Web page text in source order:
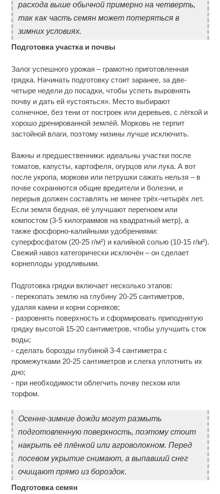
расхода выше обычной примерно на четверть,
так как часть семян может потеряться в
зимних условиях.
Подготовка участка и почвы
Залог успешного урожая – грамотно приготовленная
грядка. Начинать подготовку стоит заранее, за две-
четыре недели до посадки, чтобы успеть выровнять
почву и дать ей «устояться». Место выбирают
солнечное, без тени от построек или деревьев, с лёгкой и
хорошо дренированной землёй. Морковь не терпит
застойной влаги, поэтому низины лучше исключить.
Важны и предшественники: идеальны участки после
томатов, капусты, картофеля, огурцов или лука. А вот
после укропа, моркови или петрушки сажать нельзя – в
почве сохраняются общие вредители и болезни, и
перерыв должен составлять не менее трёх-четырёх лет.
Если земля бедная, её улучшают перегноем или
компостом (3-5 килограммов на квадратный метр), а
также фосфорно-калийными удобрениями:
суперфосфатом (20-25 г/м²) и калийной солью (10-15 г/м²).
Свежий навоз категорически исключён – он сделает
корнеплоды уродливыми.
Подготовка грядки включает несколько этапов:
- перекопать землю на глубину 20-25 сантиметров,
удаляя камни и корни сорняков;
- разровнять поверхность и сформировать приподнятую
грядку высотой 15-20 сантиметров, чтобы улучшить сток
воды;
- сделать борозды глубиной 3-4 сантиметра с
промежутками 20-25 сантиметров и слегка уплотнить их
дно;
- при необходимости облегчить почву песком или
торфом.
Осенне-зимние дожди могут размыть
подготовленную поверхность, поэтому стоит
накрыть её плёнкой или агроволокном. Перед
посевом укрытие снимают, а выпавший снег
очищают прямо из бороздок.
Подготовка семян